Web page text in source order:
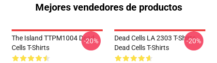
Mejores vendedores de productos
The Island TTPM1004 Dead
Cells T-Shirts
-20%
Dead Cells LA 2303 T-Shirts
Dead Cells T-Shirts
-20%